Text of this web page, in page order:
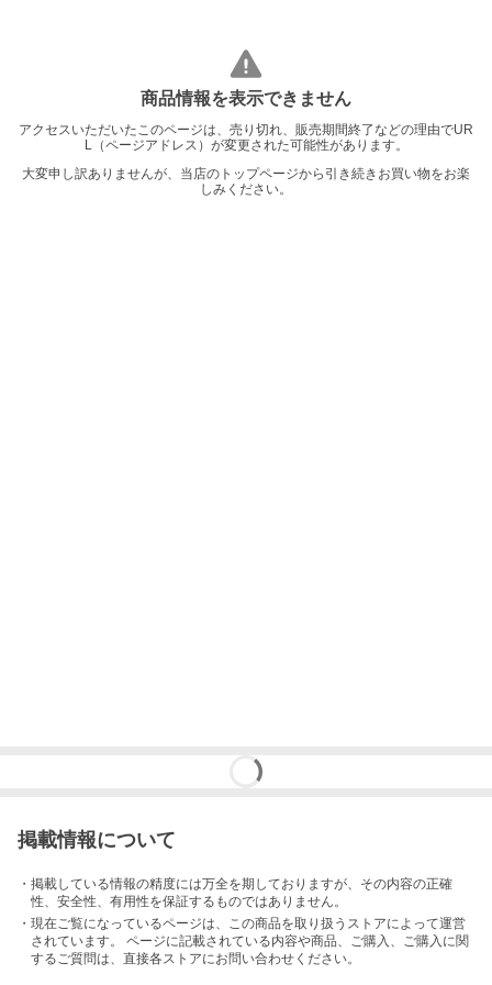
商品情報を表示できません
アクセスいただいたこのページは、売り切れ、販売期間終了などの理由でUR
L（ページアドレス）が変更された可能性があります。
大変申し訳ありませんが、当店のトップページから引き続きお買い物をお楽
しみください。
掲載情報について
・掲載している情報の精度には万全を期しておりますが、その内容の正確
性、安全性、有用性を保証するものではありません。
・現在ご覧になっているページは、この商品を取り扱うストアによって運営
されています。 ページに記載されている内容や商品、ご購入 、ご購入に関
するご質問は、直接各ストアにお問い合わせください。